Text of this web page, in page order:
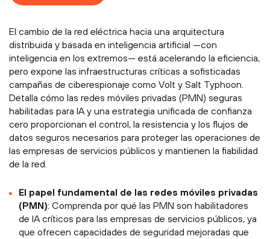
El cambio de la red eléctrica hacia una arquitectura
distribuida y basada en inteligencia artificial —con
inteligencia en los extremos— está acelerando la eficiencia,
pero expone las infraestructuras críticas a sofisticadas
campañas de ciberespionaje como Volt y Salt Typhoon.
Detalla cómo las redes móviles privadas (PMN) seguras
habilitadas para IA y una estrategia unificada de confianza
cero proporcionan el control, la resistencia y los flujos de
datos seguros necesarios para proteger las operaciones de
las empresas de servicios públicos y mantienen la fiabilidad
de la red.
El papel fundamental de las redes móviles privadas
(PMN): Comprenda por qué las PMN son habilitadores
de IA críticos para las empresas de servicios públicos, ya
que ofrecen capacidades de seguridad mejoradas que